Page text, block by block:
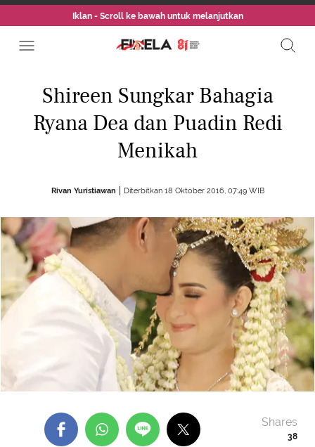
Iklan - Scroll ke bawah untuk melanjutkan
Shireen Sungkar Bahagia
Ryana Dea dan Puadin Redi
Menikah
Rivan Yuristiawan Diterbitkan 18 Oktober 2016, 07:49 WIB
38
Shares